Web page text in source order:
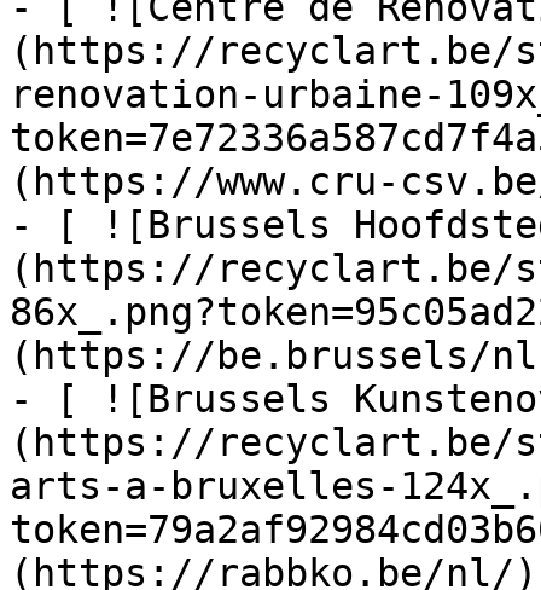
(https://recyclart.be/
renovation-urbaine-
(https://www.cru-
- [ ![Brussels
(https://recyclart.be/
(https://be.brussels/
- [ ![Brussels
(https://recyclart.be/
arts-a-bruxelles-
(https://rabbko.be/nl/)